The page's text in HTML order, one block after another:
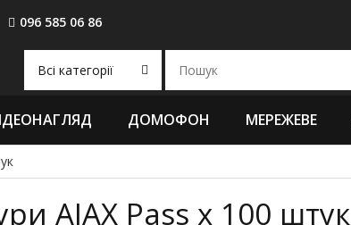
096 585 06 86
Всі категорії
ДОМОФОН МЕРЕЖЕВЕ
AJAX Pass x 100 штук